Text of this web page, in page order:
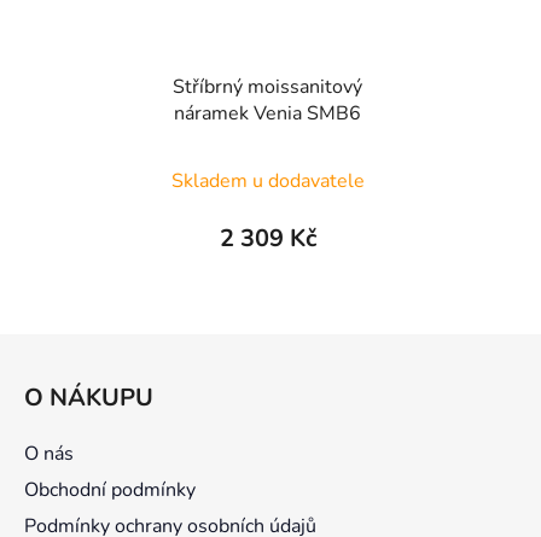
Stříbrný moissanitový
náramek Venia SMB6
Skladem u dodavatele
2 309 Kč
O NÁKUPU
O nás
Obchodní podmínky
Podmínky ochrany osobních údajů